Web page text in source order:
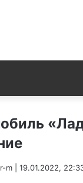
m | 19.01.2022,